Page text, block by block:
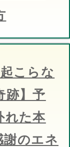
起こらな
跡】予
れた本
謝のエネ